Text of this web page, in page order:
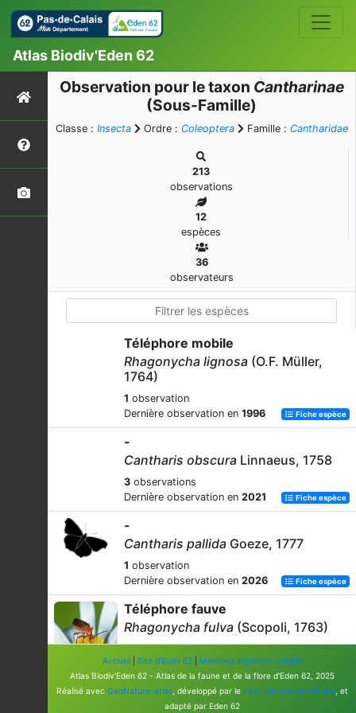
Atlas Biodiv'Eden 62
Observation pour le taxon Cantharinae
(Sous-Famille)
Classe : Insecta Ordre : Coleoptera Famille : Cantharidae
213
observations
12
espèces
36
observateurs
Téléphore mobile
Rhagonycha lignosa (O.F. Müller,
1764)
1 observation
Dernière observation en 1996 Fiche espèce
-
Cantharis obscura Linnaeus, 1758
3 observations
Dernière observation en 2021 Fiche espèce
-
Cantharis pallida Goeze, 1777
1 observation
Dernière observation en 2026 Fiche espèce
Téléphore fauve
Rhagonycha fulva (Scopoli, 1763)
Dernière observation en2026 Fiche espèce
Téléphore maison
Accueil| Site d'Eden 62|
Mentions légales et crédits
Atlas Biodiv'Eden 62 - Atlas de la faune et de la flore d'Eden 62, 2025
Réalisé avec GeoNature-atlas, développé par le Parc national des Écrins, et
adapté par Eden 62